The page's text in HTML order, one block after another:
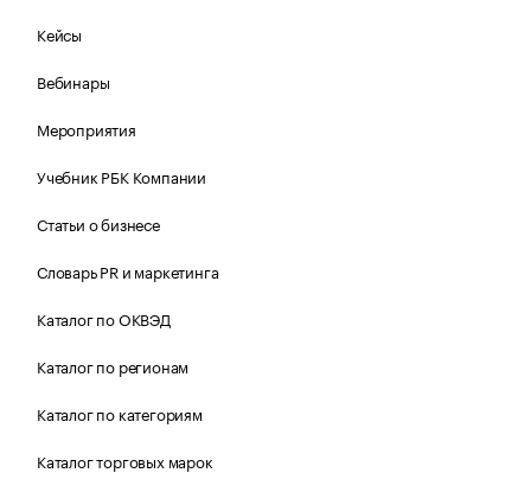
Кейсы
Вебинары
Мероприятия
Учебник РБК Компании
Статьи о бизнесе
Словарь PR и маркетинга
Каталог по ОКВЭД
Каталог по регионам
Каталог по категориям
Каталог торговых марок